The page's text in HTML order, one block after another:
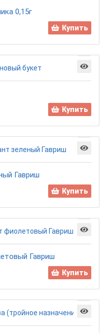
0,15г
Купить
Купить
Гавриш
Купить
Гавриш
Купить